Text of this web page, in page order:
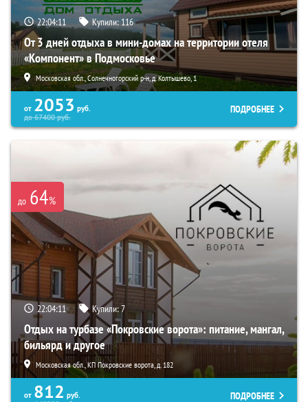
22:04:09 Купили: 116
От 3 дней отдыха в мини-домах на территории отеля
«Компонент» в Подмосковье
Московская обл., Солнечногорский р-н, д. Колтышево, 1
от 2053 руб.
до67400руб.
ПОДРОБНЕЕ
до 64%
22:04:09 Купили:7
Отдых на турбазе «Покровские ворота»: питание, мангал,
бильярд и другое
Московская обл., КП Покровские ворота, д. 182
от 812 руб.
ПОДРОБНЕЕ